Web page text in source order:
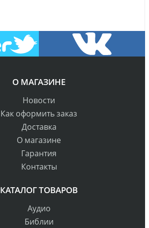
О МАГАЗИНЕ
Новости
Как оформить заказ
Доставка
О магазине
Гарантия
Контакты
КАТАЛОГ ТОВАРОВ
Аудио
Библии